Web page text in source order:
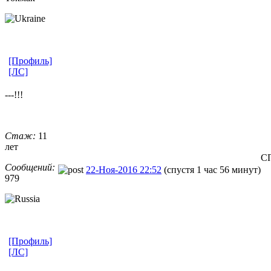
[Профиль]
[ЛС]
---!!!
Стаж: 11
лет
Сообщений:
979
22-Ноя-2016 22:52 (спустя 1 час 56 минут)
[Профиль]
[ЛС]